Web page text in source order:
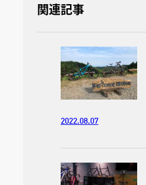
関連記事
2022.08.07